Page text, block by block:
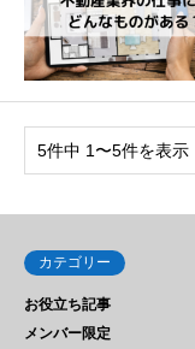
5件中 1〜5件を表示
カテゴリー
お役立ち記事
メンバー限定